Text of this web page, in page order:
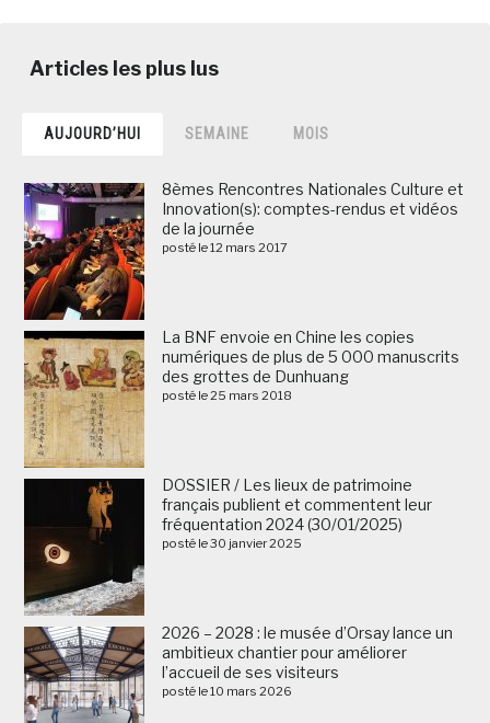
AUJOURD’HUI SEMAINE MOIS
8èmes Rencontres Nationales Culture et
Innovation(s): comptes-rendus et vidéos
de la journée
posté le 12 mars 2017
La BNF envoie en Chine les copies
numériques de plus de 5 000 manuscrits
des grottes de Dunhuang
posté le 25 mars 2018
DOSSIER / Les lieux de patrimoine
français publient et commentent leur
fréquentation 2024 (30/01/2025)
posté le 30 janvier 2025
2026 – 2028 : le musée d’Orsay lance un
ambitieux chantier pour améliorer
l’accueil de ses visiteurs
posté le 10 mars 2026